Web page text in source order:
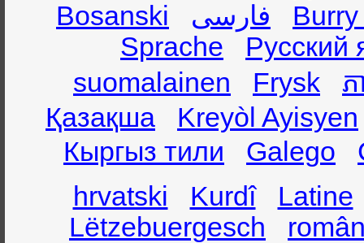
Bosanski
فارسی
Sprache
Русский
suomalainen
Frysk
ភ
Қазақша
Kreyòl Ayisyen
Кыргыз тили
Galego
hrvatski
Kurdî
Latine
Lëtzebuergesch